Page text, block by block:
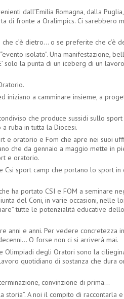
dall’Emilia Romagna, dalla
di fronte a Oralimpics. Ci sarebbero
c’è dietro... o se preferite che c’è
isolato”. Una manifestazione,
solo la punta di un iceberg di un lavoro
iniziano a camminare insieme, a
che produce sussidi sullo sport
ruba in tutta la Diocesi.
e oratorio e Fom che apre nei suoi
che da gennaio a maggio mette in
e oratorio.
Csi sport camp che portano lo sport in
ha portato CSI e FOM a seminare
del Coni, in varie occasioni, nelle
tutte le potenzialità educative
anni e anni. Per vedere concretezza
O forse non ci si arriverà mai.
Olimpiadi degli Oratori sono la
quotidiano di sostanza che dura
convinzione di prima...
storia”. A noi il compito di raccontarla